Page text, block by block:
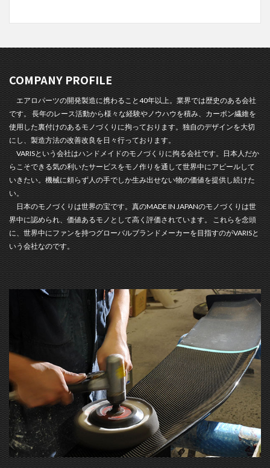
COMPANY PROFILE
エアロパーツの開発製造に携わること40年以上。業界では歴史のある会社
です。 長年のレース活動から様々な経験やノウハウを積み、カーボン繊維を
使用した裏付けのあるモノづくりに拘っております。独自のデザインを大切
にし、製造方法の改善改良を日々行っております。
VARISという会社はハンドメイドのモノづくりに拘る会社です。日本人だか
らこそできる気の利いたサービスをモノ作りを通して世界中にアピールして
いきたい。機械に頼らず人の手でしか生み出せない物の価値を提供し続けた
い。
日本のモノづくりは世界の宝です。真のMADE IN JAPANのモノづくりは世
界中に認められ、価値あるモノとして高く評価されています。 これらを念頭
に、世界中にファンを持つグローバルブランドメーカーを目指すのがVARISと
いう会社なのです。